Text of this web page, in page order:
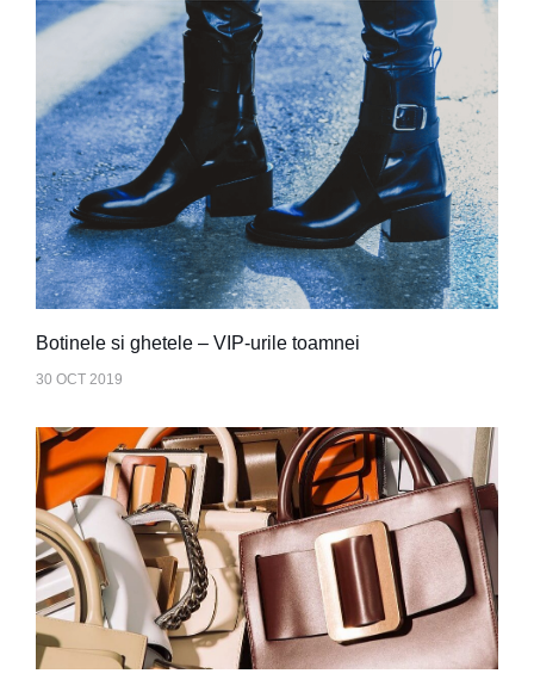
Botinele si ghetele – VIP-urile toamnei
30 OCT 2019